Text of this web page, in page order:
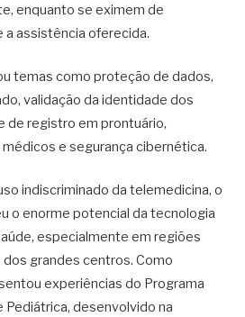
enquanto se eximem de
assistência oferecida.
temas como proteção de dados,
validação da identidade dos
de registro em prontuário,
e segurança cibernética.
indiscriminado da telemedicina, o
o enorme potencial da tecnologia
especialmente em regiões
grandes centros. Como
experiências do Programa
Pediátrica, desenvolvido na